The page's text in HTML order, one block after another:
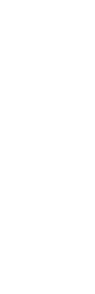
Un 13 de marzo
el día siguiente
por la COVID-19.
Valencia (74%),
alquiler, según
Barcelona (62%)
(53%), Ávila (45%)